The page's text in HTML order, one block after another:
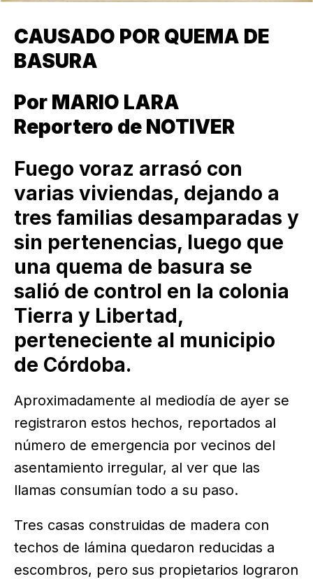
CAUSADO POR QUEMA DE
BASURA
Por MARIO LARA
Reportero de NOTIVER
Fuego voraz arrasó con
varias viviendas, dejando a
tres familias desamparadas y
sin pertenencias, luego que
una quema de basura se
salió de control en la colonia
Tierra y Libertad,
perteneciente al municipio
de Córdoba.
Aproximadamente al mediodía de ayer se
registraron estos hechos, reportados al
número de emergencia por vecinos del
asentamiento irregular, al ver que las
llamas consumían todo a su paso.
Tres casas construidas de madera con
techos de lámina quedaron reducidas a
escombros, pero sus propietarios lograron